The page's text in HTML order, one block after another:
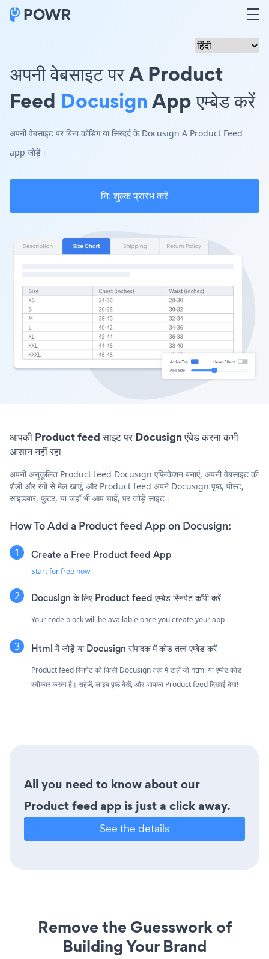
अपनी वेबसाइट पर A Product
Feed DocusignApp एम्बेड करें
अपनी वेबसाइट पर बिना कोडिंग या सिरदर्द के Docusign A Product Feed
app जोड़ें।
नि: शुल्क प्रारंभ करें
आपकी Product feed साइट पर Docusign एंबेड करना कभी
आसान नहीं रहा
अपनी अनुकूलित Product feed Docusign एप्लिकेशन बनाएं, अपनी वेबसाइट की
शैली और रंगों से मेल खाएं, और Product feed अपने Docusign पृष्ठ, पोस्ट,
साइडबार, फुटर, या जहाँ भी आप चाहें, पर जोड़ें साइट।
How To Add a Product feed App on Docusign:
Create a Free Product feed App
Start for free now
Docusign के लिए Product feed एम्बेड स्निपेट कॉपी करें
Your code block will be available once you create your app
Html में जोड़ें या Docusign संपादक में कोड तत्व एम्बेड करें
Product feed स्निपेट को किसी Docusign तत्व में डालें जो html या एम्बेड कोड
स्वीकार करता है। सहेजें, लाइव पृष्ठ देखें, और आपका Product feed दिखाई देगा!
All you need to know about our
Product feed app is just a click away.
See the details
Remove the Guesswork of
Building Your Brand